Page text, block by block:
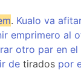
. Kualo va
emprimero al
otro par en el
de tirados por